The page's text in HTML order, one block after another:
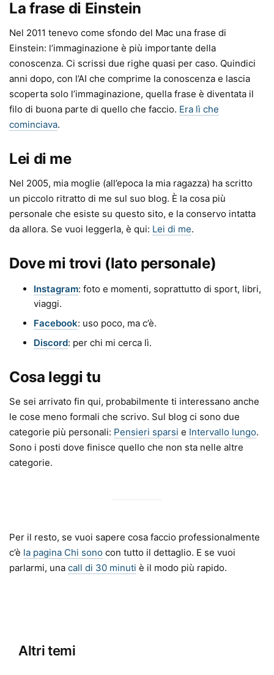
La frase di Einstein
Nel 2011 tenevo come sfondo del Mac una frase di
Einstein: l’immaginazione è più importante della
conoscenza. Ci scrissi due righe quasi per caso. Quindici
anni dopo, con l’AI che comprime la conoscenza e lascia
scoperta solo l’immaginazione, quella frase è diventata il
filo di buona parte di quello che faccio. Era lì che
cominciava.
Lei di me
Nel 2005, mia moglie (all’epoca la mia ragazza) ha scritto
un piccolo ritratto di me sul suo blog. È la cosa più
personale che esiste su questo sito, e la conservo intatta
da allora. Se vuoi leggerla, è qui: Lei di me.
Dove mi trovi (lato personale)
Instagram: foto e momenti, soprattutto di sport, libri,
viaggi.
Facebook: uso poco, ma c’è.
Discord: per chi mi cerca lì.
Cosa leggi tu
Se sei arrivato fin qui, probabilmente ti interessano anche
le cose meno formali che scrivo. Sul blog ci sono due
categorie più personali: Pensieri sparsi e Intervallo lungo.
Sono i posti dove finisce quello che non sta nelle altre
categorie.
Per il resto, se vuoi sapere cosa faccio professionalmente
c’è la pagina Chi sono con tutto il dettaglio. E se vuoi
parlarmi, una call di 30 minuti è il modo più rapido.
Altri temi